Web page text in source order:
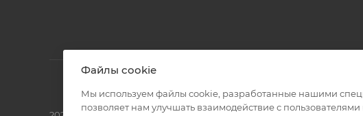
Файлы cookie
Мы используем файлы cookie, разработанные нашими
позволяет нам улучшать взаимодействие с